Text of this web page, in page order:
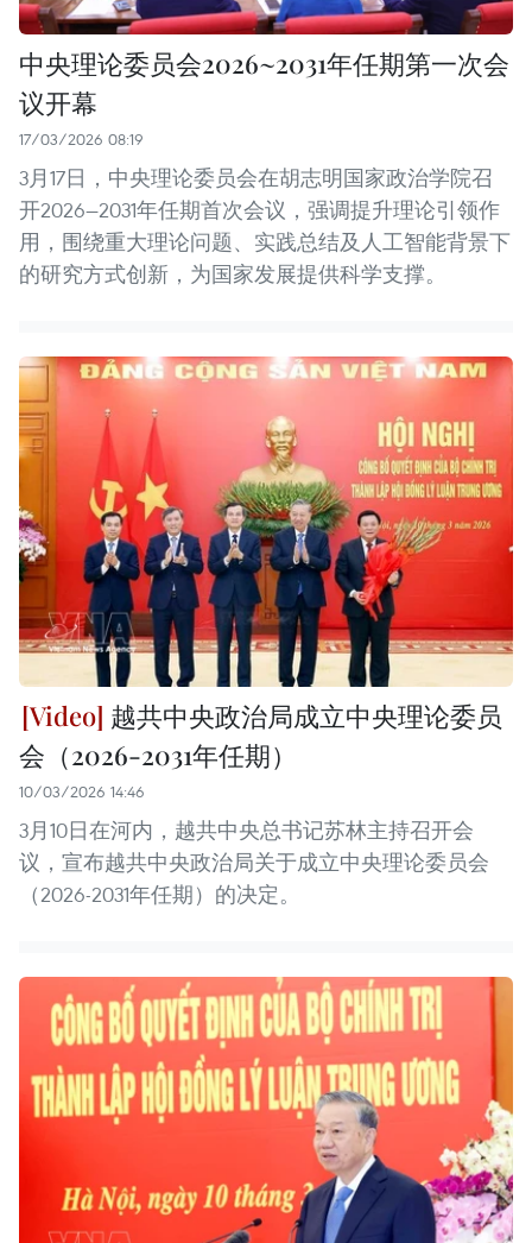
中央理论委员会2026~2031年任期第一次会
议开幕
17/03/2026 08:19
3月17日，中央理论委员会在胡志明国家政治学院召
开2026—2031年任期首次会议，强调提升理论引领作
用，围绕重大理论问题、实践总结及人工智能背景下
的研究方式创新，为国家发展提供科学支撑。
越共中央政治局成立中央理论委员
会（2026-2031年任期）
10/03/2026 14:46
3月10日在河内，越共中央总书记苏林主持召开会
议，宣布越共中央政治局关于成立中央理论委员会
（2026-2031年任期）的决定。